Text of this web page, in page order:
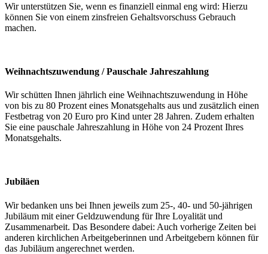
Wir unterstützen Sie, wenn es finanziell einmal eng wird: Hierzu
können Sie von einem zinsfreien Gehaltsvorschuss Gebrauch
machen.
Weihnachtszuwendung / Pauschale Jahreszahlung
Wir schütten Ihnen jährlich eine Weihnachtszuwendung in Höhe
von bis zu 80 Prozent eines Monatsgehalts aus und zusätzlich einen
Festbetrag von 20 Euro pro Kind unter 28 Jahren. Zudem erhalten
Sie eine pauschale Jahreszahlung in Höhe von 24 Prozent Ihres
Monatsgehalts.
Jubiläen
Wir bedanken uns bei Ihnen jeweils zum 25-, 40- und 50-jährigen
Jubiläum mit einer Geldzuwendung für Ihre Loyalität und
Zusammenarbeit. Das Besondere dabei: Auch vorherige Zeiten bei
anderen kirchlichen Arbeitgeberinnen und Arbeitgebern können für
das Jubiläum angerechnet werden.